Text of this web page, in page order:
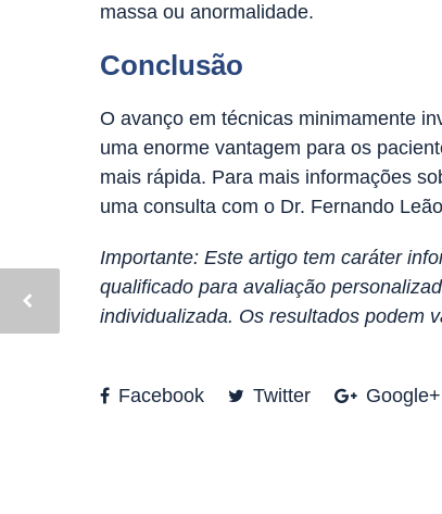
massa ou anormalidade.
Conclusão
O avanço em técnicas minimamente
uma enorme vantagem para os
mais rápida. Para mais informações
uma consulta com o Dr. Fernando
Importante: Este artigo tem caráter
qualificado para avaliação
individualizada. Os resultados podem
Facebook Twitter Google+